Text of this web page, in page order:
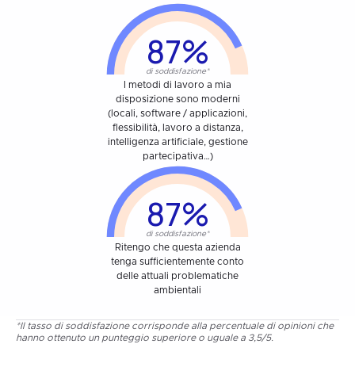
87%
di soddisfazione*
I metodi di lavoro a mia
disposizione sono moderni
(locali, software / applicazioni,
flessibilità, lavoro a distanza,
intelligenza artificiale, gestione
partecipativa…)
87%
di soddisfazione*
Ritengo che questa azienda
tenga sufficientemente conto
delle attuali problematiche
ambientali
*Il tasso di soddisfazione corrisponde alla percentuale di opinioni che
hanno ottenuto un punteggio superiore o uguale a 3,5/5.